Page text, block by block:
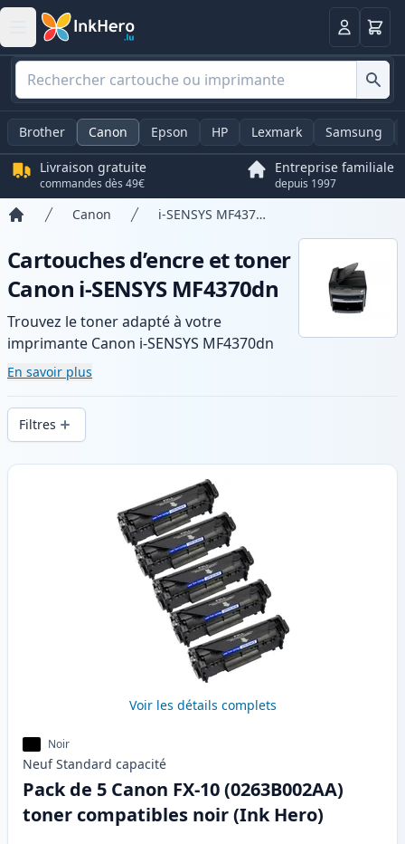
Panier
Brother Canon Epson HP Lexmark Samsung
Livraison gratuite
commandes dès 49€
Entreprise familiale
depuis 1997
Canon i-SENSYS MF4370dn
Cartouches d’encre et toner
Canon i-SENSYS MF4370dn
Trouvez le toner adapté à votre
imprimante Canon i-SENSYS MF4370dn
avec notre gamme de cartouches
compatibles et haute capacité. Profitez
d’une qualité d’impression constante et
d’une livraison rapide depuis un stock
En savoir plus
Filtres
Produits
Voir les détails complets
Noir
Neuf Standard capacité
Pack de 5 Canon FX-10 (0263B002AA)
toner compatibles noir (Ink Hero)